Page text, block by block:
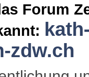
Forum
zdw.ch